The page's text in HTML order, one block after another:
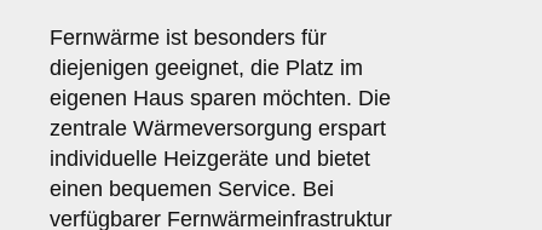
Fernwärme ist besonders für
diejenigen geeignet, die Platz im
eigenen Haus sparen möchten. Die
zentrale Wärmeversorgung erspart
individuelle Heizgeräte und bietet
einen bequemen Service. Bei
verfügbarer Fernwärmeinfrastruktur